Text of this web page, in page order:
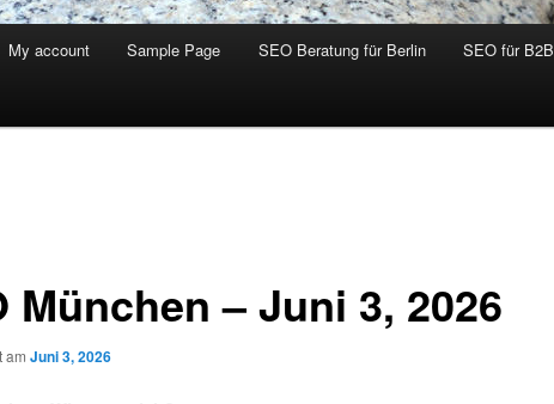
My account Sample Page SEO Beratung für Berlin SEO für B2B
München – Juni 3, 2026
am Juni 3, 2026